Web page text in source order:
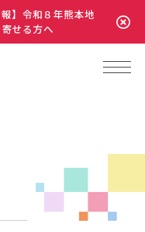
】令和８年熊本地
せる方へ